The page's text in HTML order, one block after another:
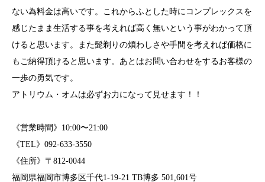
ない為料金は高いです。これからふとした時にコンプレックスを
感じたまま生活する事を考えれば高く無いという事がわかって頂
けると思います。また髭剃りの煩わしさや手間を考えれば価格に
もご納得頂けると思います。あとはお問い合わせをするお客様の
一歩の勇気です。
アトリウム・オムは必ずお力になって見せます！！
《営業時間》10:00〜21:00
《TEL》092-633-3550
《住所》〒812-0044
福岡県福岡市博多区千代1-19-21 TB博多 501,601号